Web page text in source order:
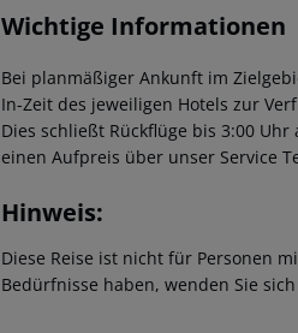
Wichtige Informationen
Bei planmäßiger Ankunft im
In-Zeit des jeweiligen Hotels zur
Dies schließt Rückflüge bis 3:00
einen Aufpreis über unser Service
Hinweis:
Diese Reise ist nicht für Personen
Bedürfnisse haben, wenden Sie